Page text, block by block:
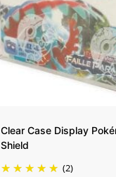
Clear Case Display
Shield
(2)